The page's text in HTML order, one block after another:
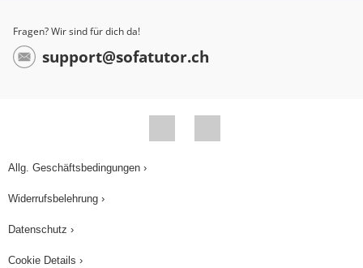
gelernt, los días de la semana, los meses y las
Fragen? Wir sind für dich da!
support@sofatutor.ch
Allg. Geschäftsbedingungen ›
Widerrufsbelehrung ›
Datenschutz ›
Cookie Details ›